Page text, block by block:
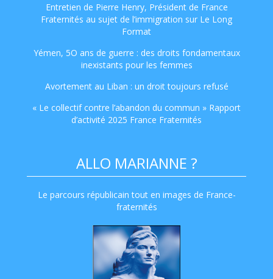
Entretien de Pierre Henry, Président de France
Fraternités au sujet de l’immigration sur Le Long
Format
Yémen, 5O ans de guerre : des droits fondamentaux
inexistants pour les femmes
Avortement au Liban : un droit toujours refusé
« Le collectif contre l’abandon du commun » Rapport
d’activité 2025 France Fraternités
ALLO MARIANNE ?
Le parcours républicain tout en images de France-
fraternités